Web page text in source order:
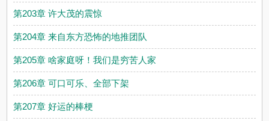
第203章 许大茂的震惊
第204章 来自东方恐怖的地推团队
第205章 啥家庭呀！我们是穷苦人家
第206章 可口可乐、全部下架
第207章 好运的棒梗